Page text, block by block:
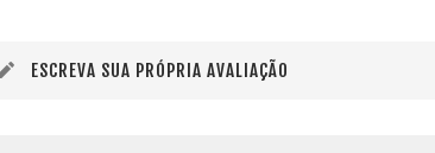
ESCREVA SUA PRÓPRIA AVALIAÇÃO